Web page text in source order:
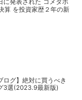
算 を投資家歴２年の新
ログ】絶対に買うべき
3選(2023.9最新版)